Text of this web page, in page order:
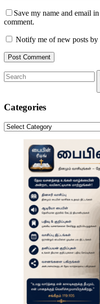
Save my name and email
comment.
Notify me of new posts by
Post Comment
results
Categories
Categories